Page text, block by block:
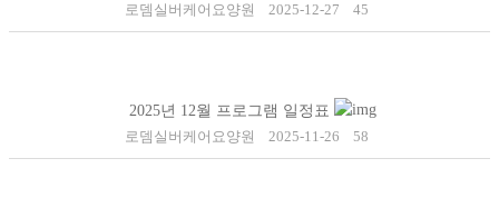
로뎀실버케어요양원
2025-12-27 45
2025년 12월 프로그램 일정표
로뎀실버케어요양원
2025-11-26 58